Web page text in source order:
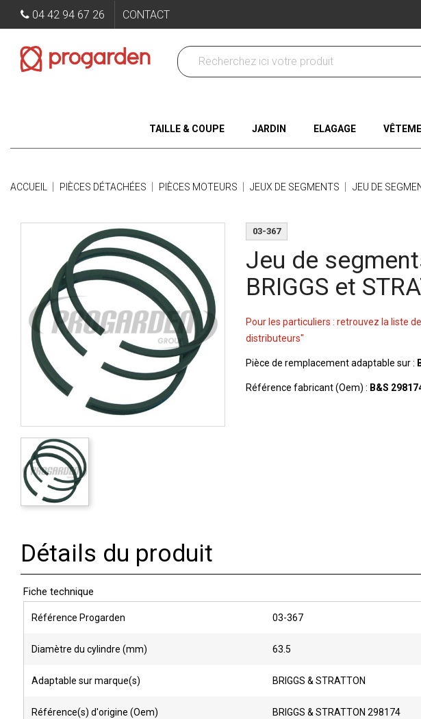
04 42 94 67 26 CONTACT
TAILLE & COUPE JARDIN ELAGAGE
ACCUEIL PIÈCES DÉTACHÉES PIÈCES MOTEURS JEUX DE SEGMENTS JEU DE
03-367
Jeu de
BRIGGS et
Pour les particuliers : retrouvez la liste
distributeurs"
Pièce de remplacement adaptable sur :
Référence fabricant (Oem) : B&S
Détails du produit
Fiche technique
Référence Progarden 03-367
Diamètre du cylindre (mm) 63.5
Adaptable sur marque(s) BRIGGS & STRATTON
Référence(s) d'origine (Oem) BRIGGS & STRATTON 298174